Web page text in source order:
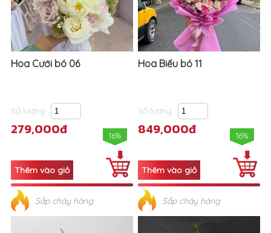
Hoa Cưới bó 06
Số lượng
279,000đ 16%
Sắp cháy hàng
Hoa Biếu bó 11
Số lượng
849,000đ 16%
Sắp cháy hàng